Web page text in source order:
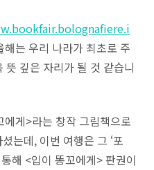
는 우리 나라가 최초로 주
깊은 자리가 될 것 같습니
게>라는 창작 그림책으로
는데, 이번 여행은 그 ‘포
해 <입이 똥꼬에게> 판권이